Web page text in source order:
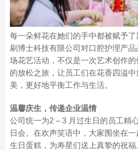
每一朵鲜花在她们的手中都被赋予
刷博士科技有限公司对口腔护理产
场花艺活动，不仅是一次艺术创作
的放松之旅，让员工们在花香四溢
美，更好地平衡工作与生活。
温馨庆生，传递企业温情
公司统一为2 – 3 月过生日的员工精
日会。在欢声笑语中，大家围坐在
生日蛋糕，为寿星们送上真挚的祝